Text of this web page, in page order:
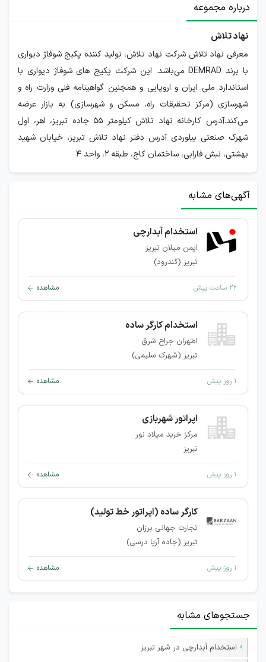
درباره مجموعه
نهاد تلاش
معرفی نهاد تلاش شرکت نهاد تلاش، تولید کننده پکیج شوفاژ دیواری
با برند DEMRAD می‌باشد. این شرکت پکیج های شوفاژ دیواری با
استاندارد ملی ایران و اروپایی و همچنین گواهینامه فنی وزارت راه و
شهرسازی (مرکز تحقیقات راه، مسکن و شهرسازی) به بازار عرضه
می‌کند.آدرس کارخانه نهاد تلاش کیلومتر ۵۵ جاده تبریز، اهر، اول
شهرک صنعتی بیلوردی آدرس دفتر نهاد تلاش تبریز، خیابان شهید
بهشتی، نبش فارابی، ساختمان کاج، طبقه ۲، واحد ۴
آگهی‌های مشابه
استخدام آبدارچی
ایمن میلان تبریز
تبریز (کندرود)
۲۲ ساعت پیش مشاهده
استخدام کارگر ساده
اطهران جراح شرق
تبریز (شهرک سلیمی)
۱ روز پیش مشاهده
اپراتور شهربازی
مرکز خرید میلاد نور
تبریز
۱ روز پیش مشاهده
کارگر ساده (اپراتور خط تولید)
تجارت جهانی برزان
تبریز (جاده آرپا درسی)
۱ روز پیش مشاهده
جستجوهای مشابه
استخدام آبدارچی در شهر تبریز